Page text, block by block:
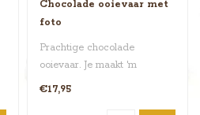
Chocolade ooievaar met
foto
Prachtige chocolade
ooievaar. Je maakt 'm
€17,95